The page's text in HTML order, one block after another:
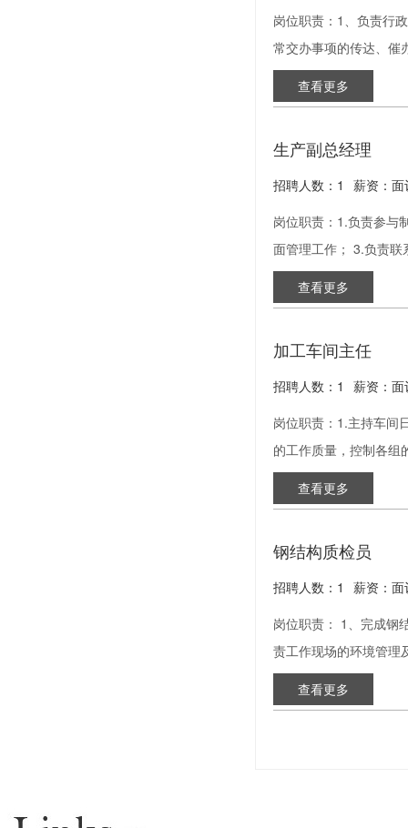
岗位职责：1、负责行
常交办事项的传达、催
查看更多
生产副总经理
招聘人数：1
薪资：面
岗位职责：1.负责参与
面管理工作； 3.负责
查看更多
加工车间主任
招聘人数：1
薪资：面
岗位职责：1.主持车间
的工作质量，控制各组
查看更多
钢结构质检员
招聘人数：1
薪资：面
岗位职责： 1、完成钢
责工作现场的环境管理
查看更多